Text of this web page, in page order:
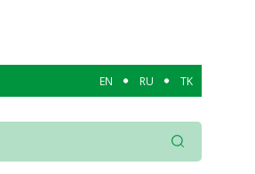
EN RU TK